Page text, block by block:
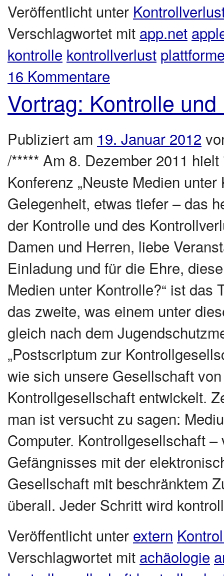
Veröffentlicht unter
Verschlagwortet mit app.net
kontrolle kontrollverlust
16 Kommentare
Vortrag: Kontrolle
Publiziert am 19. Januar 2012
/***** Am 8. Dezember 2011
Konferenz „Neuste Medien
Gelegenheit, etwas tiefer – das
der Kontrolle und des
Damen und Herren, liebe
Einladung und für die Ehre,
Medien unter Kontrolle?“ ist das
das zweite, was einem unter
gleich nach dem
„Postscriptum zur
wie sich unsere Gesellschaft
Kontrollgesellschaft entwickelt.
man ist versucht zu sagen:
Computer. Kontrollgesellschaft
Gefängnisses mit der
Gesellschaft mit beschränktem
überall. Jeder Schritt wird
Veröffentlicht unter extern
Verschlagwortet mit achäologie